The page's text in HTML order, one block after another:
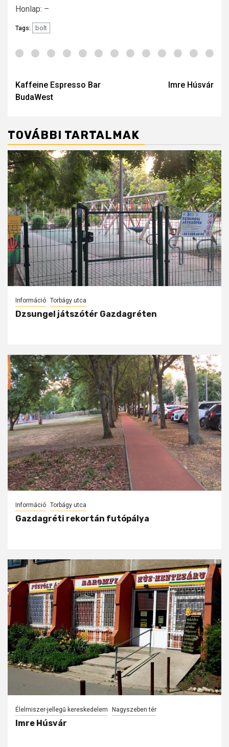
Honlap: –
Tags: bolt
navigation
Kaffeine Espresso Bar
BudaWest
Imre Húsvár
TOVÁBBI TARTALMAK
Információ Torbágy utca
Dzsungel játszótér Gazdagréten
Információ Torbágy utca
Gazdagréti rekortán futópálya
Élelmiszer-jellegű kereskedelem Nagyszeben tér
Imre Húsvár